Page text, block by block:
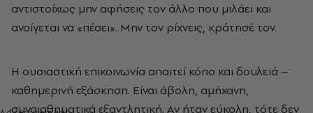
αντιστοίχως μην αφήσεις τον άλλο που μιλάει και
ανοίγεται να «πέσει». Μην τον ρίχνεις, κράτησέ τον.
Η ουσιαστική επικοινωνία απαιτεί κόπο και δουλειά –
καθημερινή εξάσκηση. Είναι άβολη, αμήχανη,
συναισθηματικά εξαντλητική. Αν ήταν εύκολη, τότε δεν